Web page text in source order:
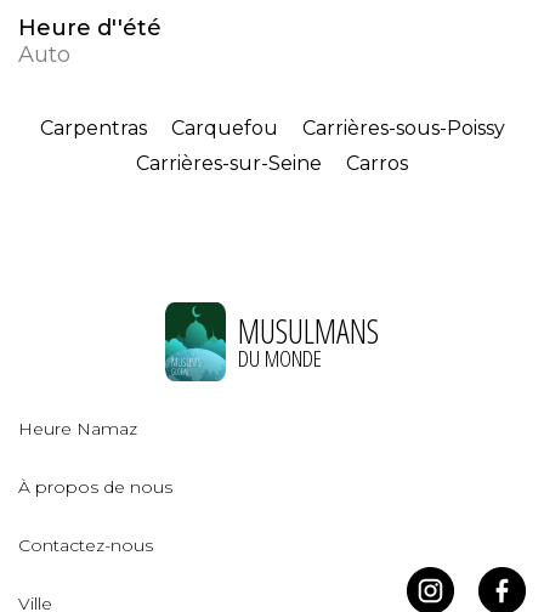
Heure d''été
Auto
Carpentras Carquefou
Carrières-sous-Poissy
Carrières-sur-Seine
Carros
MUSULMANS
DU MONDE
Heure Namaz
À propos de nous
Contactez-nous
Ville